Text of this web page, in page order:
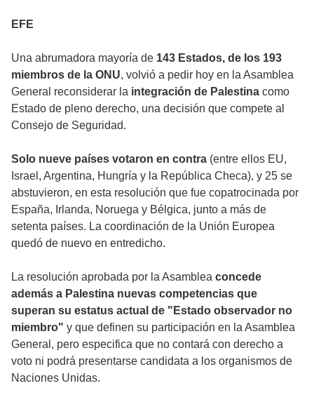
EFE
Una abrumadora mayoría de 143 Estados, de los 193
miembros de la ONU, volvió a pedir hoy en la Asamblea
General reconsiderar la integración de Palestina como
Estado de pleno derecho, una decisión que compete al
Consejo de Seguridad.
Solo nueve países votaron en contra (entre ellos EU,
Israel, Argentina, Hungría y la República Checa), y 25 se
abstuvieron, en esta resolución que fue copatrocinada por
España, Irlanda, Noruega y Bélgica, junto a más de
setenta países. La coordinación de la Unión Europea
quedó de nuevo en entredicho.
La resolución aprobada por la Asamblea concede
además a Palestina nuevas competencias que
superan su estatus actual de "Estado observador no
miembro" y que definen su participación en la Asamblea
General, pero especifica que no contará con derecho a
voto ni podrá presentarse candidata a los organismos de
Naciones Unidas.